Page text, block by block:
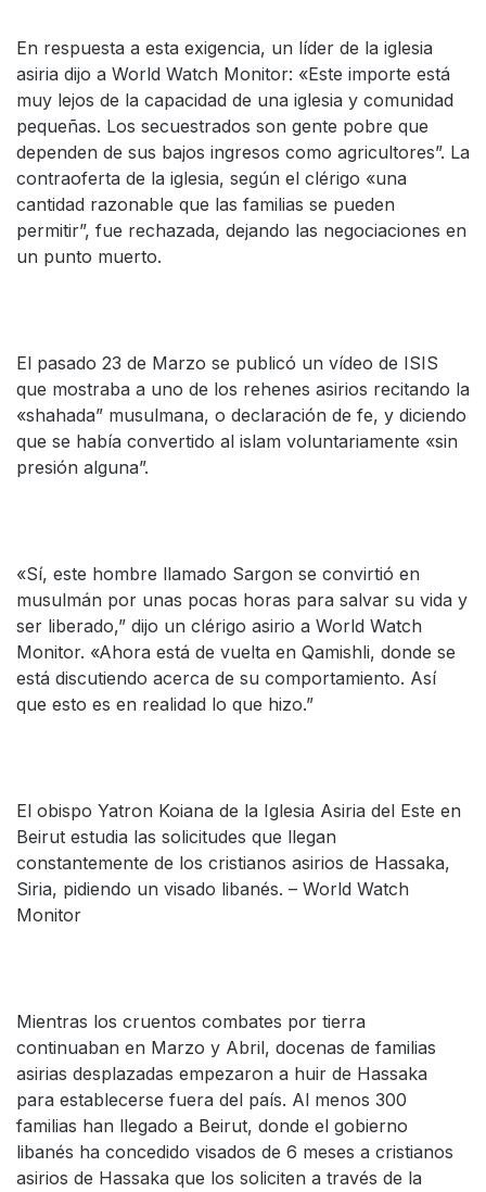
En respuesta a esta exigencia, un líder de la iglesia
asiria dijo a World Watch Monitor: «Este importe está
muy lejos de la capacidad de una iglesia y comunidad
pequeñas. Los secuestrados son gente pobre que
dependen de sus bajos ingresos como agricultores”. La
contraoferta de la iglesia, según el clérigo «una
cantidad razonable que las familias se pueden
permitir”, fue rechazada, dejando las negociaciones en
un punto muerto.
El pasado 23 de Marzo se publicó un vídeo de ISIS
que mostraba a uno de los rehenes asirios recitando la
«shahada” musulmana, o declaración de fe, y diciendo
que se había convertido al islam voluntariamente «sin
presión alguna”.
«Sí, este hombre llamado Sargon se convirtió en
musulmán por unas pocas horas para salvar su vida y
ser liberado,” dijo un clérigo asirio a World Watch
Monitor. «Ahora está de vuelta en Qamishli, donde se
está discutiendo acerca de su comportamiento. Así
que esto es en realidad lo que hizo.”
El obispo Yatron Koiana de la Iglesia Asiria del Este en
Beirut estudia las solicitudes que llegan
constantemente de los cristianos asirios de Hassaka,
Siria, pidiendo un visado libanés. – World Watch
Monitor
Mientras los cruentos combates por tierra
continuaban en Marzo y Abril, docenas de familias
asirias desplazadas empezaron a huir de Hassaka
para establecerse fuera del país. Al menos 300
familias han llegado a Beirut, donde el gobierno
libanés ha concedido visados de 6 meses a cristianos
asirios de Hassaka que los soliciten a través de la